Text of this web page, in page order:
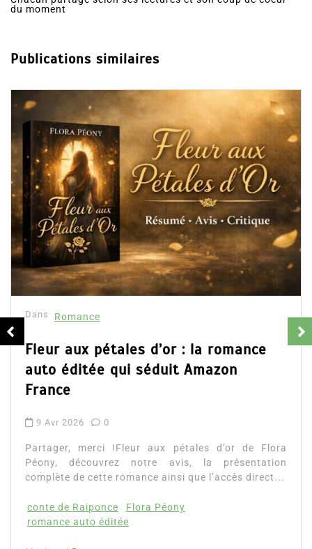
du moment
Publications similaires
Dans Romance
Collector Dear You (Intégrale) –
résumé et avis
Partager, merci !Collector Dear You
d’Emily Blaine. Voici le résumé du roman, les
ainsi que l’accès direct au livre. Partager,...
Lire la suite